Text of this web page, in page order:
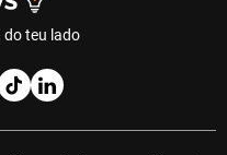
do teu lado